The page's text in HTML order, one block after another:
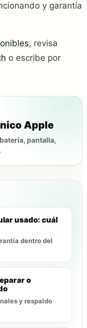
y garantía
, revisa
o escribe por
Apple
pantalla,
usado: cuál
dentro del
o
y respaldo